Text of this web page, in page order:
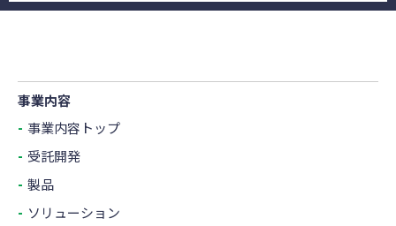
事業内容
事業内容トップ
受託開発
製品
ソリューション